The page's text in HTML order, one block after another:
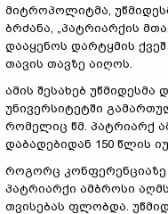
მიტროპოლიტმა,
ბრძანა, „პატრიარქის
დააყენოს დარტყმის
თავის თავზე აიღოს.
ამის შესახებ
უნივერსიტეტში
რომელიც წმ. პატრიარქ
დაბადებიდან 150 წლის
როგორც კონფერენციაზე
პატრიარქი ამბროსი
თვისებას ფლობდა.